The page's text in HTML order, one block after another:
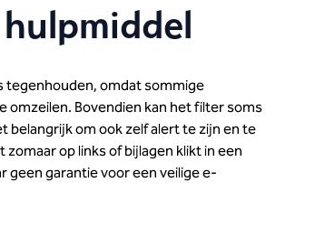
tegenhouden, omdat sommige
Bovendien kan het filter soms
belangrijk om ook zelf alert te zijn en te
op links of bijlagen klikt in een
geen garantie voor een veilige e-